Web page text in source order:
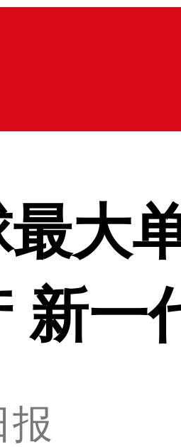
大
新一
报